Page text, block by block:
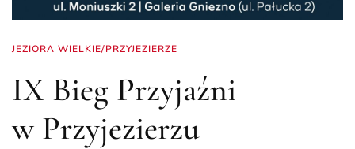
JEZIORA WIELKIE/PRZYJEZIERZE
IX Bieg Przyjaźni
w Przyjezierzu